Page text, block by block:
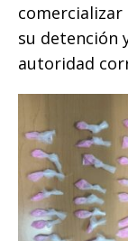
su detención
autoridad